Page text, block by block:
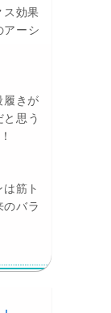
ス効果
ーシ
履きが
思う
は筋ト
バラ